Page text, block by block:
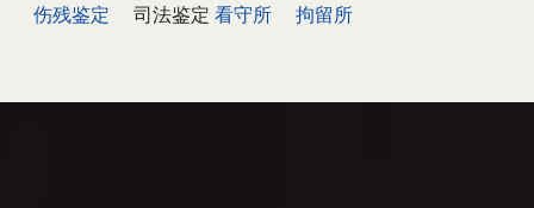
伤残鉴定
司法鉴定 看守所 拘留所